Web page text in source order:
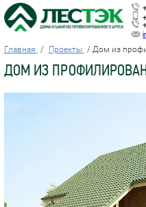
Главная Проекты Дом из
ДОМ ИЗ